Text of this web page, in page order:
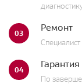
03 Ремонт
04 Гарантия
По